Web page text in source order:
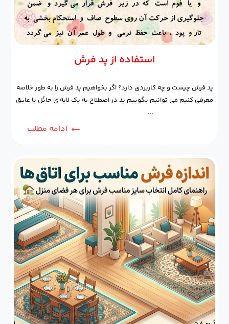
استفاده از پد فرش
پد فرش چیست و چه کاربردی دارد؟ اگر بخواهیم پد فرش را به طور خلاصه
معرفی کنیم می توانیم بگوییم پد در اصطلاح به یک لایه ی حائل یا عایق
...
ادامه مطلب